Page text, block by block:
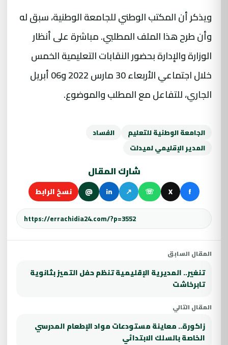
ويذكر أن المكتب الوطني للجامعة الوطنية، سبق له
وأن طرح هذا الملف المطلبي. مباشرة على أنظار
الوزارة والإدارة بحضور النقابات التعليمية الخمس
خلال اجتماعي الأربعاء 30 مارس 2022 و06 أبريل
الجاري، للتفاعل مع المطلب والموضوع.
الجامعة الوطنية للتعليم
الفساد
المدير الإقليمي لميدلت
شارك المقال
f
X
☏
↗
in
@ نسخ الرابط
المقال السابق
تنغير.. المديرية الإقليمية تنظم حفل التميز بثانوية
تابرخاشت
المقال التالي
زاكورة.. معاينة مستودعات مواد الإطعام المدرسي
الخاصة بالسلك الابتدائي